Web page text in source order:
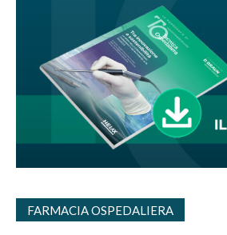
FARMACIA OSPEDALIERA